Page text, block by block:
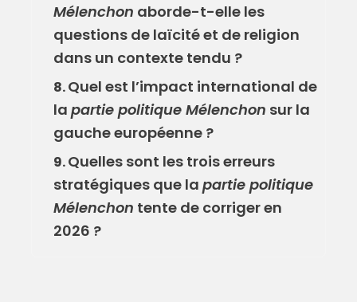
Mélenchon aborde-t-elle les
questions de laïcité et de religion
dans un contexte tendu ?
8.Quel est l’impact international de
la partie politique Mélenchon sur la
gauche européenne ?
9.Quelles sont les trois erreurs
stratégiques que la partie politique
Mélenchon tente de corriger en
2026 ?